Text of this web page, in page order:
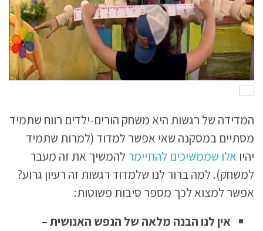
המדידה של רגשות היא משחק הורים-ילדים רווח שתמיד
מסתיים במסקנה שאי אפשר למדוד (למרות שתמיד
יהיו אלו שממשיכים להתיימר להמשיך את זה מעבר
למשחק). למה ברור לנו שלמדוד רגשות זה רעיון גרוע?
אפשר למצוא לכך מספר סיבות פשוטות:
אין לנו הבנה מלאה של הנפש האנושית–